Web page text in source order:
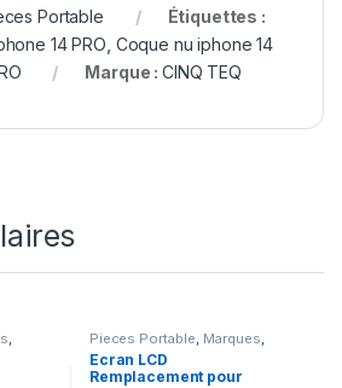
Portable
Étiquettes :
14 PRO Coque nu iphone 14
Marque : CINQ TEQ
Pieces Portable Marques
Apple iPhone 5s
Ecran LCD
Remplacement pour